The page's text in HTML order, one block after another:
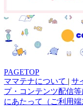
PAGETOP
ママテナについて | サ
プ・コンテンツ配信
にあたって（ご利用